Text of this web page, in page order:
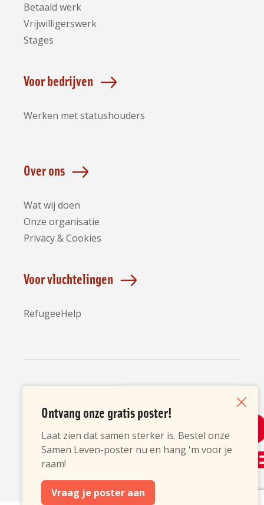
Betaald werk
Vrijwilligerswerk
Stages
Voor bedrijven
Werken met statushouders
Over ons
Wat wij doen
Onze organisatie
Privacy & Cookies
Voor vluchtelingen
RefugeeHelp
opent
Ontvang onze gratis poster!
Laat zien dat samen sterker is. Bestel onze
Samen Leven-poster nu en hang 'm voor je
raam!
Vraag je poster aan
Sluiten